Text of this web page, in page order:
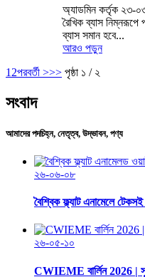
অ্যাডমিন কর্তৃক ২৩-
রৈখিক ব্যাস
ব্যাস সমান হবে...
আরও পড়ুন
1 2পরবর্তী >>> পৃষ্ঠা ১ / ২
সংবাদ
আমাদের পদচিহ্ন, নেতৃত্ব, উদ্ভাবন, পণ্য
২৬-০৬-০৮
বৈশ্বিক ফ্ল্যাট এনামেলে
২৬-০৫-১০
CWIEME বার্লিন 2026 |